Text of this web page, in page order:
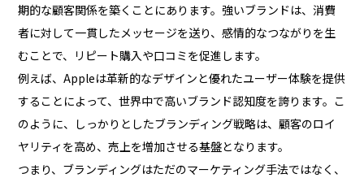
期的な顧客関係を築くことにあります。強いブランドは、消費
者に対して一貫したメッセージを送り、感情的なつながりを生
むことで、リピート購入や口コミを促進します。
例えば、Appleは革新的なデザインと優れたユーザー体験を提供
することによって、世界中で高いブランド認知度を誇ります。こ
のように、しっかりとしたブランディング戦略は、顧客のロイ
ヤリティを高め、売上を増加させる基盤となります。
つまり、ブランディングはただのマーケティング手法ではなく、